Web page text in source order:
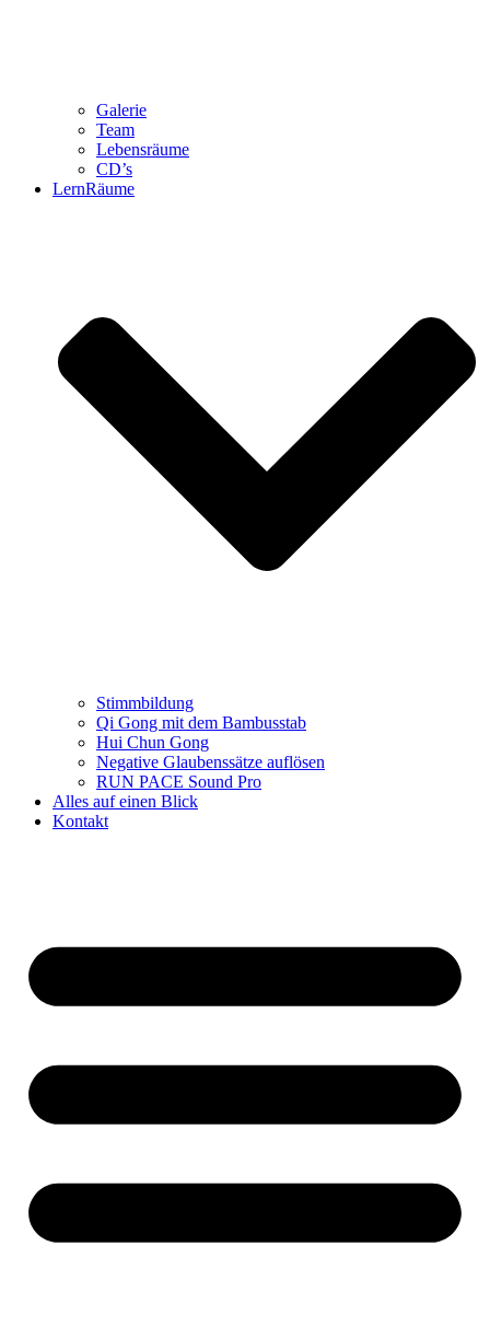
Galerie
Team
Lebensräume
CD’s
LernRäume
Stimmbildung
Qi Gong mit dem Bambusstab
Hui Chun Gong
Negative Glaubenssätze auflösen
RUN PACE Sound Pro
Alles auf einen Blick
Kontakt